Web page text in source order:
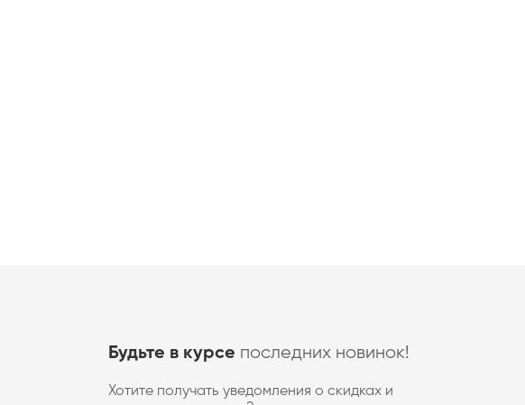
Будьте в курсе последних новинок!
Хотите получать уведомления о скидках и